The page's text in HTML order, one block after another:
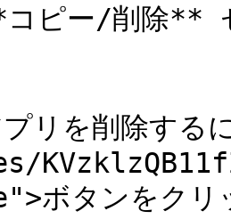
ー/削除** セ
を削除する
タンをクリ